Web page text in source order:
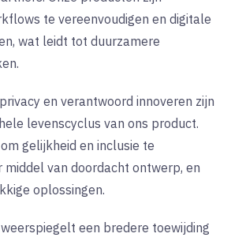
te vereenvoudigen en digitale
wat leidt tot duurzamere
en verantwoord innoveren zijn
levenscyclus van ons product.
gelijkheid en inclusie te
middel van doordacht ontwerp, en
oplossingen.
een bredere toewijding